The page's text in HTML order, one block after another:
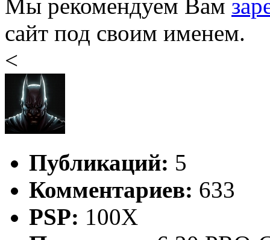
Мы рекомендуем Вам
сайт под своим именем.
<
Публикаций: 5
Комментариев: 633
PSP: 100X